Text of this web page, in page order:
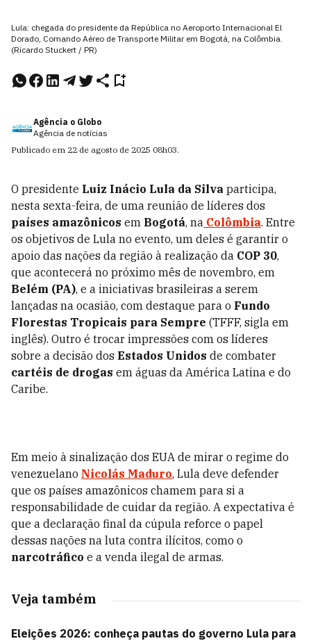
Lula: chegada do presidente da República no Aeroporto Internacional El
Dorado, Comando Aéreo de Transporte Militar em Bogotá, na Colômbia.
(Ricardo Stuckert / PR)
Agência o Globo
Agência de notícias
Publicado em 22 de agosto de 2025 08h03.
O presidente Luiz Inácio Lula da Silva participa,
nesta sexta-feira, de uma reunião de líderes dos
países amazônicos em Bogotá, na Colômbia. Entre
os objetivos de Lula no evento, um deles é garantir o
apoio das nações da região à realização da COP 30,
que acontecerá no próximo mês de novembro, em
Belém (PA), e a iniciativas brasileiras a serem
lançadas na ocasião, com destaque para o Fundo
Florestas Tropicais para Sempre (TFFF, sigla em
inglês). Outro é trocar impressões com os líderes
sobre a decisão dos Estados Unidos de combater
cartéis de drogas em águas da América Latina e do
Caribe.
Em meio à sinalização dos EUA de mirar o regime do
venezuelano Nicolás Maduro, Lula deve defender
que os países amazônicos chamem para si a
responsabilidade de cuidar da região. A expectativa é
que a declaração final da cúpula reforce o papel
dessas nações na luta contra ilícitos, como o
narcotráfico e a venda ilegal de armas.
Veja também
Eleições 2026: conheça pautas do governo Lula para